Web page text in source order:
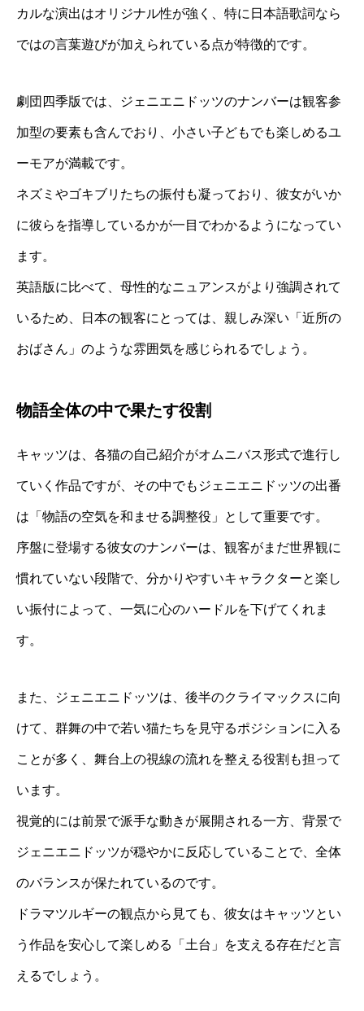
カルな演出はオリジナル性が強く、特に日本語歌詞なら
ではの言葉遊びが加えられている点が特徴的です。
劇団四季版では、ジェニエニドッツのナンバーは観客参
加型の要素も含んでおり、小さい子どもでも楽しめるユ
ーモアが満載です。
ネズミやゴキブリたちの振付も凝っており、彼女がいか
に彼らを指導しているかが一目でわかるようになってい
ます。
英語版に比べて、母性的なニュアンスがより強調されて
いるため、日本の観客にとっては、親しみ深い「近所の
おばさん」のような雰囲気を感じられるでしょう。
物語全体の中で果たす役割
キャッツは、各猫の自己紹介がオムニバス形式で進行し
ていく作品ですが、その中でもジェニエニドッツの出番
は「物語の空気を和ませる調整役」として重要です。
序盤に登場する彼女のナンバーは、観客がまだ世界観に
慣れていない段階で、分かりやすいキャラクターと楽し
い振付によって、一気に心のハードルを下げてくれま
す。
また、ジェニエニドッツは、後半のクライマックスに向
けて、群舞の中で若い猫たちを見守るポジションに入る
ことが多く、舞台上の視線の流れを整える役割も担って
います。
視覚的には前景で派手な動きが展開される一方、背景で
ジェニエニドッツが穏やかに反応していることで、全体
のバランスが保たれているのです。
ドラマツルギーの観点から見ても、彼女はキャッツとい
う作品を安心して楽しめる「土台」を支える存在だと言
えるでしょう。